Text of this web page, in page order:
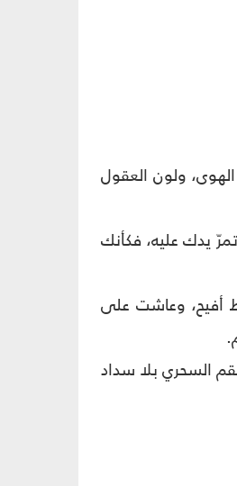
ولون العقول
يدك عليه، فكأنك
أفيح، وعاشت على
السحري بلا سداد